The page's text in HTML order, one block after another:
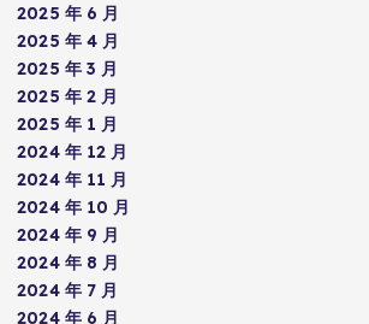
2025 年 6 月
2025 年 4 月
2025 年 3 月
2025 年 2 月
2025 年 1 月
2024 年 12 月
2024 年 11 月
2024 年 10 月
2024 年 9 月
2024 年 8 月
2024 年 7 月
2024 年 6 月